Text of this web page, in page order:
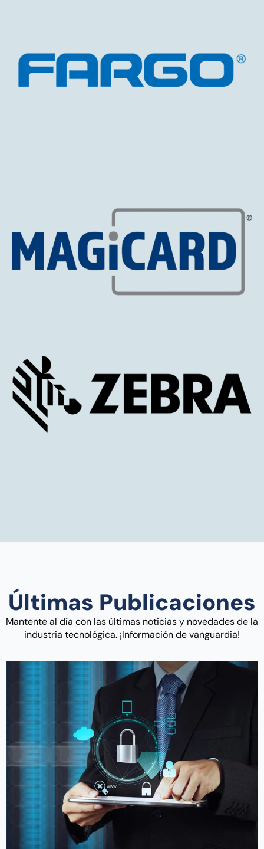
Últimas Publicaciones
Mantente al día con las últimas noticias y novedades de la
industria tecnológica. ¡Información de vanguardia!